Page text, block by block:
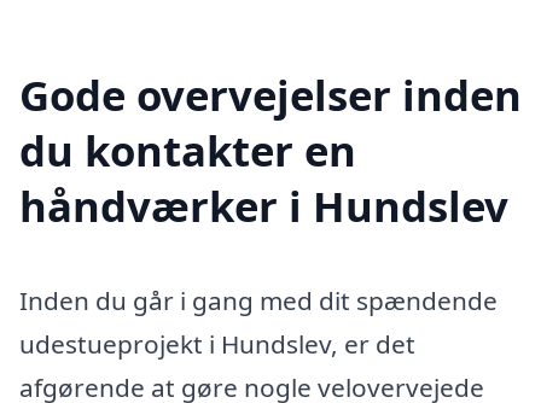
Gode overvejelser inden
du kontakter en
håndværker i Hundslev
Inden du går i gang med dit spændende
udestueprojekt i Hundslev, er det
afgørende at gøre nogle velovervejede